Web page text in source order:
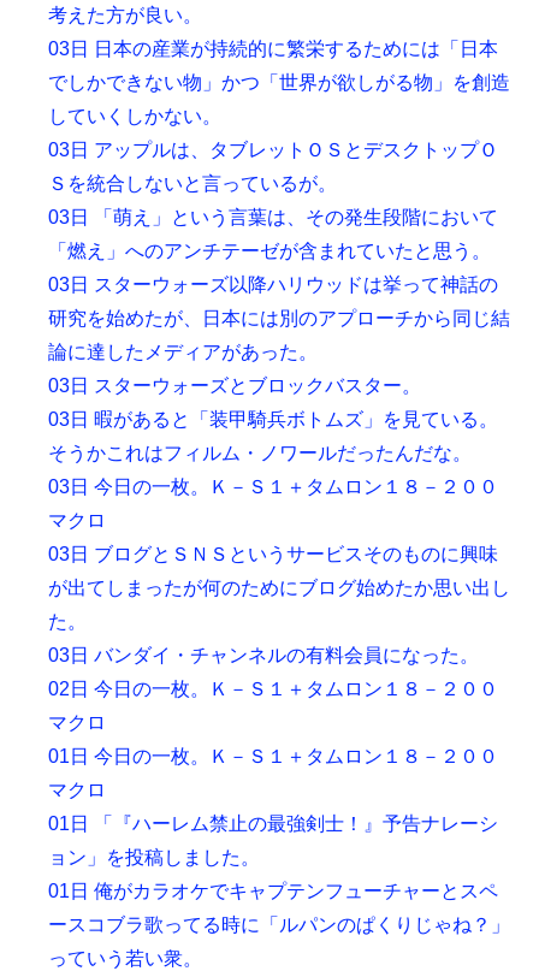
考えた方が良い。
03日 日本の産業が持続的に繁栄するためには「日本
でしかできない物」かつ「世界が欲しがる物」を創造
していくしかない。
03日 アップルは、タブレットＯＳとデスクトップＯ
Ｓを統合しないと言っているが。
03日 「萌え」という言葉は、その発生段階において
「燃え」へのアンチテーゼが含まれていたと思う。
03日 スターウォーズ以降ハリウッドは挙って神話の
研究を始めたが、日本には別のアプローチから同じ結
論に達したメディアがあった。
03日 スターウォーズとブロックバスター。
03日 暇があると「装甲騎兵ボトムズ」を見ている。
そうかこれはフィルム・ノワールだったんだな。
03日 今日の一枚。Ｋ－Ｓ１＋タムロン１８－２００
マクロ
03日 ブログとＳＮＳというサービスそのものに興味
が出てしまったが何のためにブログ始めたか思い出し
た。
03日 バンダイ・チャンネルの有料会員になった。
02日 今日の一枚。Ｋ－Ｓ１＋タムロン１８－２００
マクロ
01日 今日の一枚。Ｋ－Ｓ１＋タムロン１８－２００
マクロ
01日 「『ハーレム禁止の最強剣士！』予告ナレーシ
ョン」を投稿しました。
01日 俺がカラオケでキャプテンフューチャーとスペ
ースコブラ歌ってる時に「ルパンのぱくりじゃね？」
っていう若い衆。